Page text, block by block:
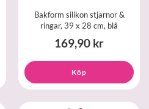
Bakform silikon stjärnor &
ringar, 39 x 28 cm, blå
169,90 kr
Köp